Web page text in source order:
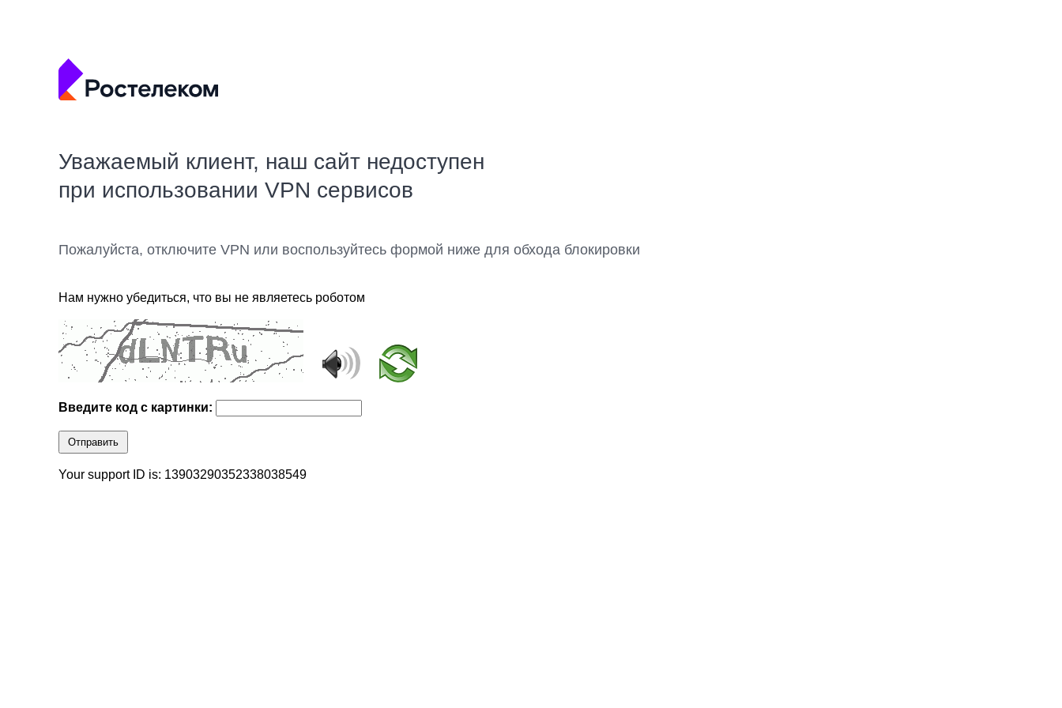
Уважаемый клиент, наш сайт недоступен
при использовании VPN сервисов
Пожалуйста, отключите VPN или воспользуйтесь формой ниже для обхода блокировки
Нам нужно убедиться, что вы не являетесь роботом
Введите код с картинки:
Отправить
Your support ID is: 13903290352338038549